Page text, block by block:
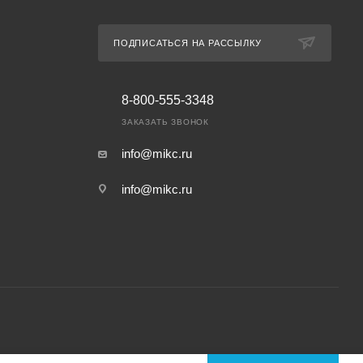
ПОДПИСАТЬСЯ НА РАССЫЛКУ
8-800-555-3348
ЗАКАЗАТЬ ЗВОНОК
info@mikc.ru
info@mikc.ru